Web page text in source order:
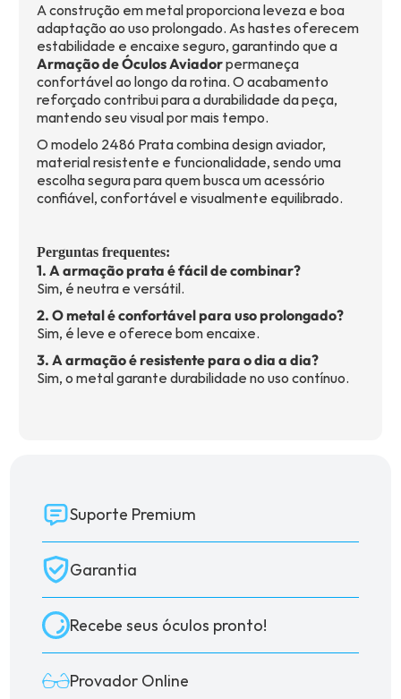
A construção em metal proporciona leveza e boa
adaptação ao uso prolongado. As hastes oferecem
estabilidade e encaixe seguro, garantindo que a
Armação de Óculos Aviadorpermaneça
confortável ao longo da rotina. O acabamento
reforçado contribui para a durabilidade da peça,
mantendo seu visual por mais tempo.
O modelo 2486 Prata combina design aviador,
material resistente e funcionalidade, sendo uma
escolha segura para quem busca um acessório
confiável, confortável e visualmente equilibrado.
Perguntas frequentes:
1. A armação prata é fácil de combinar?
Sim, é neutra e versátil.
2. O metal é confortável para uso prolongado?
Sim, é leve e oferece bom encaixe.
3. A armação é resistente para o dia a dia?
Sim, o metal garante durabilidade no uso contínuo.
Suporte Premium
Garantia
Recebe seus óculos pronto!
Provador Online